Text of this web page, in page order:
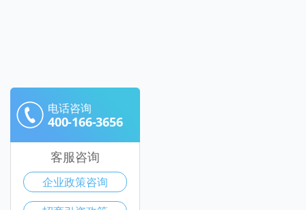
电话咨询
400-166-3656
客服咨询
企业政策咨询